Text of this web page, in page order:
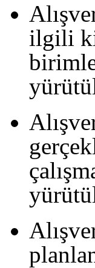
ilgili